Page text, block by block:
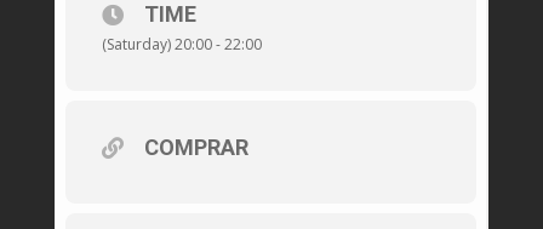
TIME
(Saturday) 20:00 - 22:00
COMPRAR